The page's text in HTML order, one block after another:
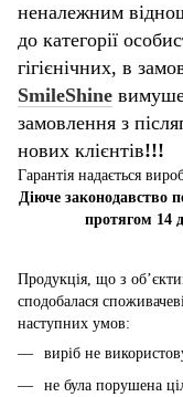
неналежним
до категорії
гігієнічних, в
SmileShine
замовлення з
нових клієнтів!!!
Гарантія надається
Діюче законодавство
протягом 14
Продукція, що з
сподобалася
наступних умов:
виріб не
не була порушена